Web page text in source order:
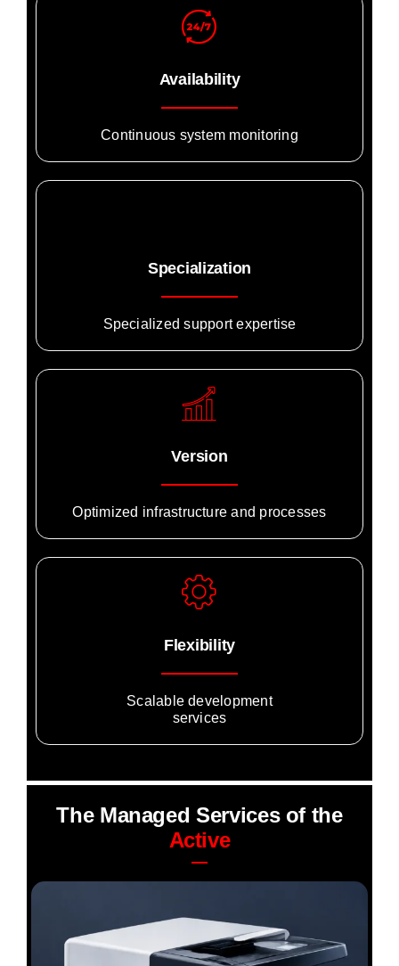
Availability
Continuous system monitoring
Specialization
Specialized support expertise
Version
Optimized infrastructure and processes
Flexibility
Scalable development
services
The Managed Services of the
Active